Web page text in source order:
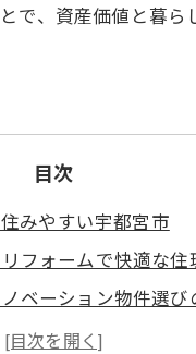
で、資産価値と暮
目次
みやすい宇都宮市
フォームで快適な
ベーション物件選
用した資産価値向上